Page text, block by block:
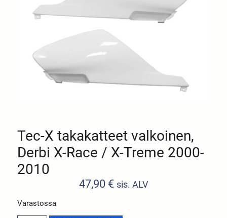
Tec-X takakatteet valkoinen,
Derbi X-Race / X-Treme 2000-
2010
47,90 € sis. ALV
Varastossa